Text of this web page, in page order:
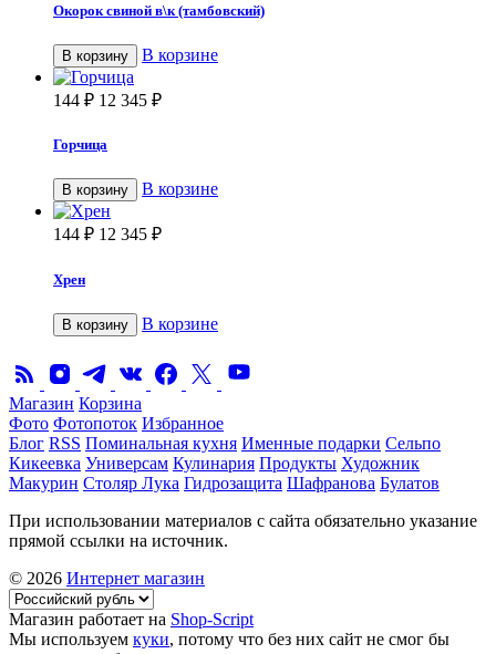
Окорок свиной в\к (тамбовский)
В корзину В корзине
144 ₽ 12 345 ₽
Горчица
В корзину В корзине
144 ₽ 12 345 ₽
Хрен
В корзину В корзине
Магазин Корзина
Фото Фотопоток Избранное
Блог RSS Поминальная кухня Именные подарки Сельпо
Кикеевка Универсам Кулинария Продукты Художник
Макурин Столяр Лука Гидрозащита Шафранова Булатов
При использовании материалов с сайта обязательно указание
прямой ссылки на источник.
© 2026 Интернет магазин
Магазин работает на Shop-Script
Мы используем куки, потому что без них сайт не смог бы